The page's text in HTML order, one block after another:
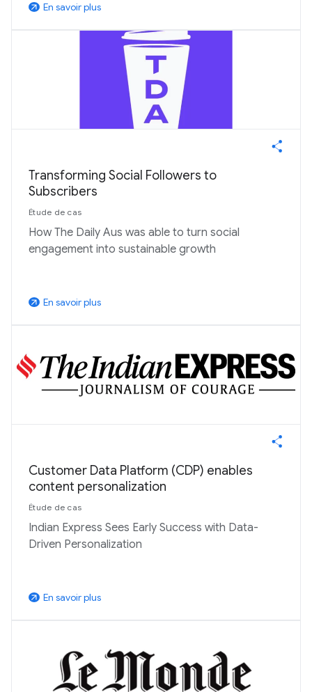
arrow_outward En savoir plus
Transforming Social Followers to
Subscribers
Étude de cas
How The Daily Aus was able to turn social
engagement into sustainable growth
arrow_outward En savoir plus
Customer Data Platform (CDP) enables
content personalization
Étude de cas
Indian Express Sees Early Success with Data-
Driven Personalization
arrow_outward En savoir plus